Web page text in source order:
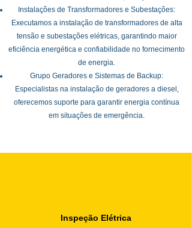
Instalações de Transformadores e Subestações:
Executamos a instalação de transformadores de alta
tensão e subestações elétricas, garantindo maior
eficiência energética e confiabilidade no fornecimento
de energia.
Grupo Geradores e Sistemas de Backup:
Especialistas na instalação de geradores a diesel,
oferecemos suporte para garantir energia contínua
em situações de emergência.
Inspeção Elétrica